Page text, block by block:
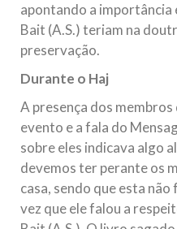
apontando a importância
Bait (A.S.) teriam na
preservação.
Durante o Haj
A presença dos
evento e a fala do
sobre eles indicava algo
devemos ter perante os
casa, sendo que esta
vez que ele falou a